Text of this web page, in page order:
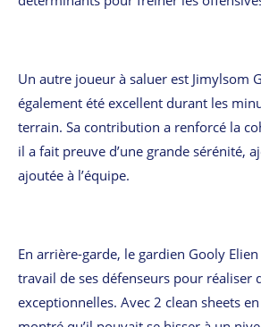
Un autre joueur à saluer est Jimylsom
également été excellent durant les
terrain. Sa contribution a renforcé la
il a fait preuve d’une grande sérénité,
ajoutée à l’équipe.
En arrière-garde, le gardien Gooly
travail de ses défenseurs pour réaliser
exceptionnelles. Avec 2 clean sheets